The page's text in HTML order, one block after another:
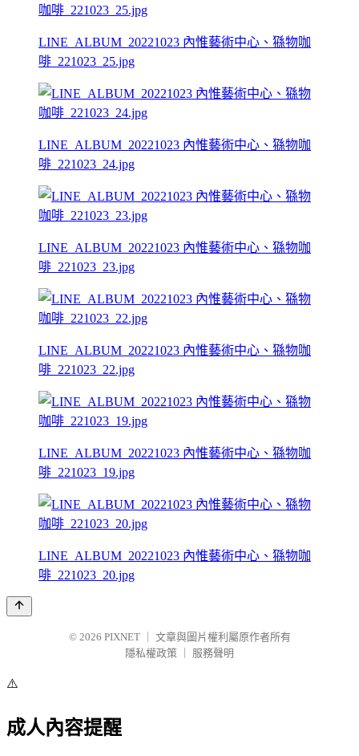
LINE_ALBUM_20221023 內惟藝術中心、猻物咖
啡_221023_25.jpg
LINE_ALBUM_20221023 內惟藝術中心、猻物咖
啡_221023_24.jpg
LINE_ALBUM_20221023 內惟藝術中心、猻物咖
啡_221023_23.jpg
LINE_ALBUM_20221023 內惟藝術中心、猻物咖
啡_221023_22.jpg
LINE_ALBUM_20221023 內惟藝術中心、猻物咖
啡_221023_19.jpg
LINE_ALBUM_20221023 內惟藝術中心、猻物咖
啡_221023_20.jpg
© 2026 PIXNET
文章與圖片權利屬原作者所有
隱私權政策
服務聲明
⚠️
成人內容提醒